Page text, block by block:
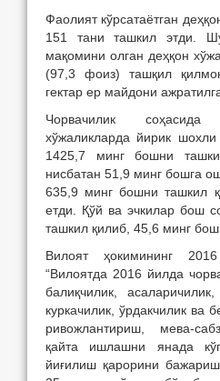
Фаолият кўрсатаётган
151 тани ташкил этди.
мақомини олган деҳқон
(97,3 фоиз) ташқил
гектар ер майдони
Чорвачилик
хўжаликларда йирик
1425,7 минг бошни
нисбатан 51,9 минг бошга
635,9 минг бошни ташкил
етди. Қўй ва эчкилар бош
ташкил қилиб, 45,6 минг
Вилоят ҳокимининг
“Вилоятда 2016 йилда
балиқчилик, асаларичилик,
куркачилик, ўрдакчилик ва
ривожлантириш, мева-
қайта ишлашни янада
йиғилиш қарорини